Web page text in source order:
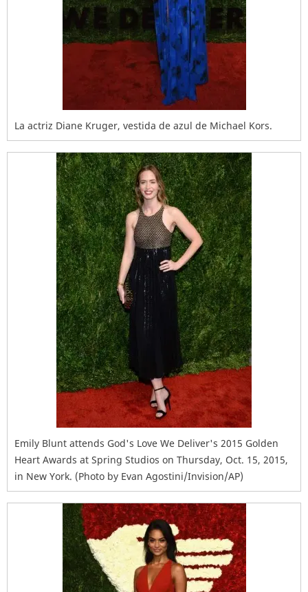
La actriz Diane Kruger, vestida de azul de Michael Kors.
Emily Blunt attends God's Love We Deliver's 2015 Golden
Heart Awards at Spring Studios on Thursday, Oct. 15, 2015,
in New York. (Photo by Evan Agostini/Invision/AP)